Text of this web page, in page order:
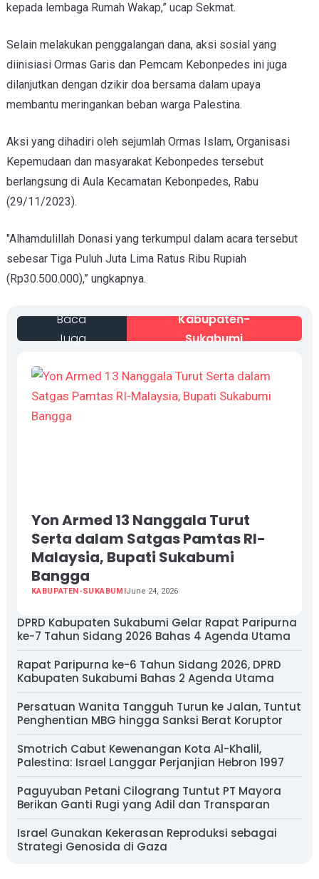
kepada lembaga Rumah Wakap,” ucap Sekmat.
Selain melakukan penggalangan dana, aksi sosial yang
diinisiasi Ormas Garis dan Pemcam Kebonpedes ini juga
dilanjutkan dengan dzikir doa bersama dalam upaya
membantu meringankan beban warga Palestina.
Aksi yang dihadiri oleh sejumlah Ormas Islam, Organisasi
Kepemudaan dan masyarakat Kebonpedes tersebut
berlangsung di Aula Kecamatan Kebonpedes, Rabu
(29/11/2023).
"Alhamdulillah Donasi yang terkumpul dalam acara tersebut
sebesar Tiga Puluh Juta Lima Ratus Ribu Rupiah
(Rp30.500.000),” ungkapnya.
Baca
Juga
Kabupaten-
Sukabumi
Yon Armed 13 Nanggala Turut
Serta dalam Satgas Pamtas RI-
Malaysia, Bupati Sukabumi
Bangga
KABUPATEN-SUKABUMIJune 24, 2026
DPRD Kabupaten Sukabumi Gelar Rapat Paripurna
ke-7 Tahun Sidang 2026 Bahas 4 Agenda Utama
Rapat Paripurna ke-6 Tahun Sidang 2026, DPRD
Kabupaten Sukabumi Bahas 2 Agenda Utama
Persatuan Wanita Tangguh Turun ke Jalan, Tuntut
Penghentian MBG hingga Sanksi Berat Koruptor
Smotrich Cabut Kewenangan Kota Al-Khalil,
Palestina: Israel Langgar Perjanjian Hebron 1997
Paguyuban Petani Cilograng Tuntut PT Mayora
Berikan Ganti Rugi yang Adil dan Transparan
Israel Gunakan Kekerasan Reproduksi sebagai
Strategi Genosida di Gaza